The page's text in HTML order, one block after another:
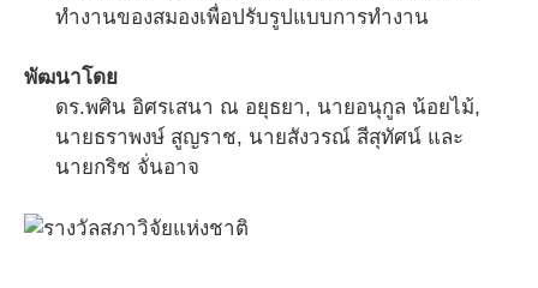
ทำงานของสมองเพื่อปรับรูปแบบการทำงาน
พัฒนาโดย
ดร.พศิน อิศรเสนา ณ อยุธยา, นายอนุกูล น้อยไม้,
นายธราพงษ์ สูญราช, นายสังวรณ์ สีสุทัศน์ และ
นายกริช จั่นอาจ